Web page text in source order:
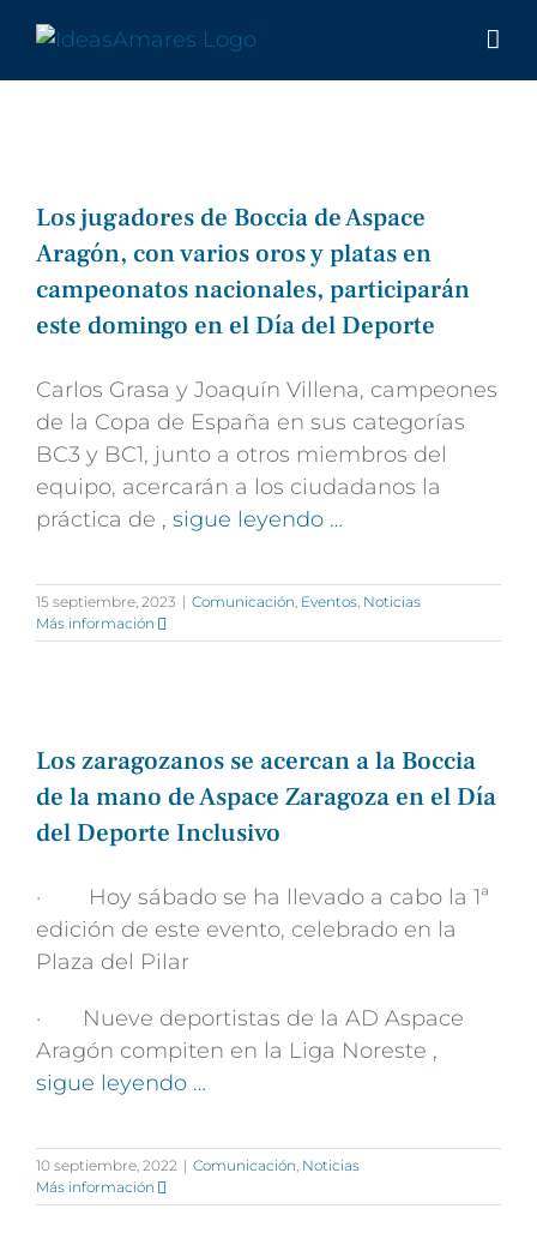
contenido
Los jugadores de Boccia de Aspace
Aragón, con varios oros y platas en
campeonatos nacionales, participarán
este domingo en el Día del Deporte
Carlos Grasa y Joaquín Villena, campeones
de la Copa de España en sus categorías
BC3 y BC1, junto a otros miembros del
equipo, acercarán a los ciudadanos la
práctica de , sigue leyendo …
15 septiembre, 2023 | Comunicación, Eventos, Noticias
Más información
Los zaragozanos se acercan a la Boccia
de la mano de Aspace Zaragoza en el Día
del Deporte Inclusivo
· Hoy sábado se ha llevado a cabo la 1ª
edición de este evento, celebrado en la
Plaza del Pilar
· Nueve deportistas de la AD Aspace
Aragón compiten en la Liga Noreste ,
sigue leyendo …
10 septiembre, 2022 | Comunicación, Noticias
Más información